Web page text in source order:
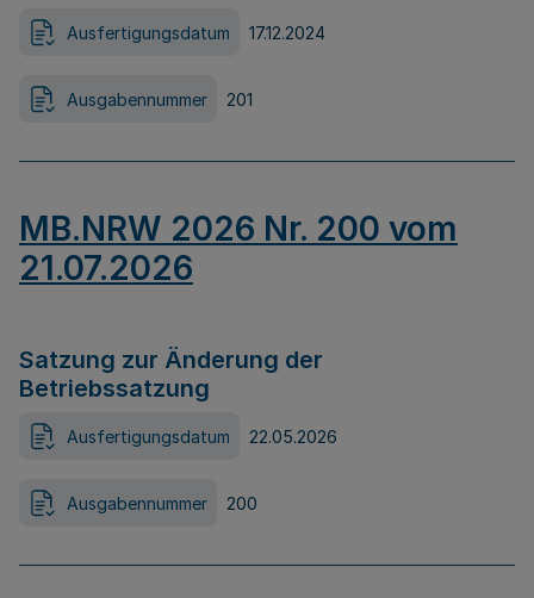
Ausfertigungsdatum 17.12.2024
Ausgabennummer 201
MB.NRW 2026 Nr. 200 vom
21.07.2026
Satzung zur Änderung der
Betriebssatzung
Ausfertigungsdatum 22.05.2026
Ausgabennummer 200